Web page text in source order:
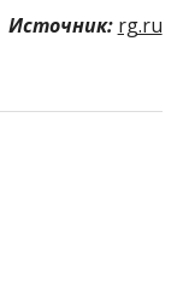
Источник: rg.ru